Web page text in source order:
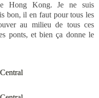
Hong Kong. Je ne suis
bon, il en faut pour tous les
au milieu de tous ces
ponts, et bien ça donne le